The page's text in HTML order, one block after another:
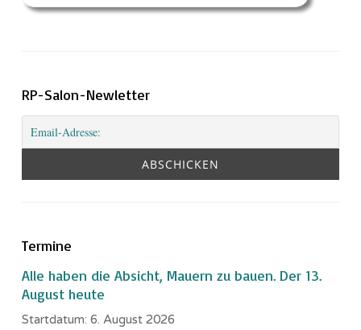
RP-Salon-Newletter
Termine
Alle haben die Absicht, Mauern zu bauen. Der 13.
August heute
Startdatum: 6. August 2026